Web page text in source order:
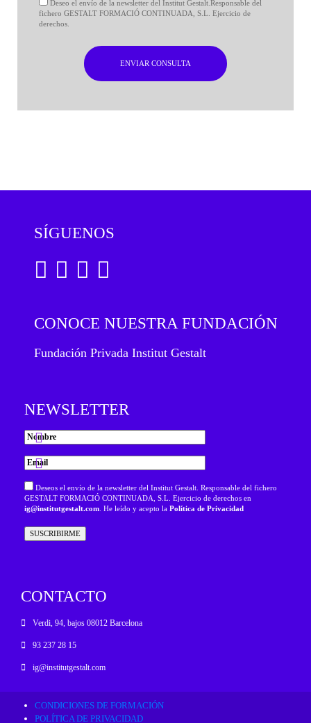
Deseo el envío de la newsletter del Institut Gestalt.Responsable del
fichero GESTALT FORMACIÓ CONTINUADA, S.L. Ejercicio de
derechos.
SÍGUENOS
CONOCE NUESTRA FUNDACIÓN
Fundación Privada Institut Gestalt
NEWSLETTER
Deseos el envío de la newsletter del Institut Gestalt. Responsable del fichero
GESTALT FORMACIÓ CONTINUADA, S.L. Ejercicio de derechos en
ig@institutgestalt.com. He leído y acepto la Política de Privacidad
CONTACTO
Verdi, 94, bajos 08012 Barcelona
93 237 28 15
ig@institutgestalt.com
CONDICIONES DE FORMACIÓN
POLÍTICA DE PRIVACIDAD